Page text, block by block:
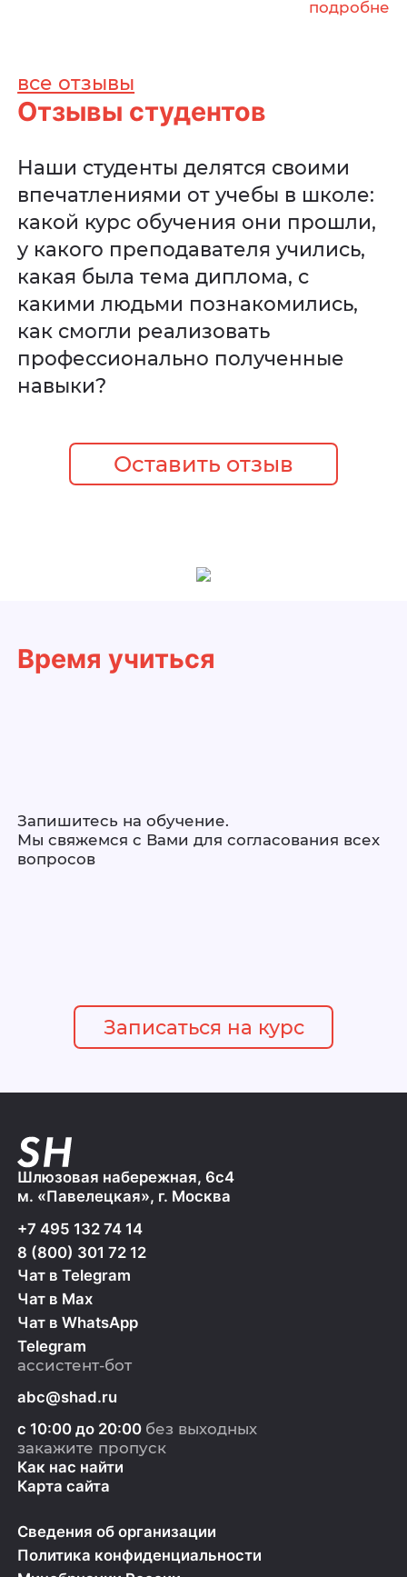
подробнее
все отзывы
Отзывы студентов
Наши студенты делятся своими
впечатлениями от учебы в школе:
какой курс обучения они прошли,
у какого преподавателя учились,
какая была тема диплома, с
какими людьми познакомились,
как смогли реализовать
профессионально полученные
навыки?
Оставить отзыв
Время учиться
Запишитесь на обучение.
Мы свяжемся с Вами для согласования всех
вопросов
Записаться на курс
Шлюзовая набережная, 6с4
м. «Павелецкая», г. Москва
+7 495 132 74 14
8 (800) 301 72 12
Чат в Telegram
Чат в Max
Чат в WhatsApp
Telegram
ассистент-бот
abc@shad.ru
с 10:00 до 20:00 без выходных
закажите пропуск
Как нас найти
Карта сайта
Сведения об организации
Политика конфиденциальности